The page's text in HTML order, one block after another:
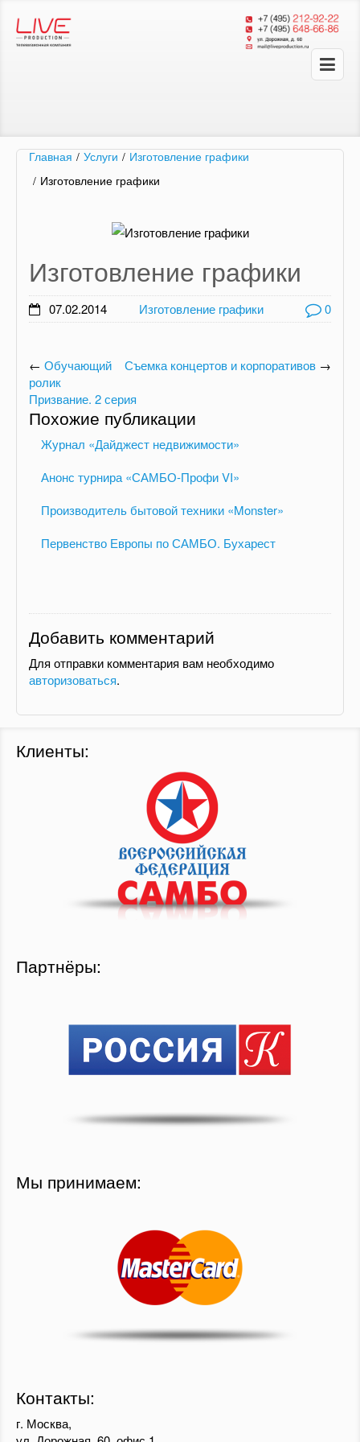
Главная / Услуги / Изготовление графики
/ Изготовление графики
Изготовление графики
07.02.2014 0
Изготовление графики
Съемка концертов и корпоративов →
← Обучающий
ролик
Призвание. 2 серия
Похожие публикации
Журнал «Дайджест недвижимости»
Анонс турнира «САМБО-Профи VI»
Производитель бытовой техники «Monster»
Первенство Европы по САМБО. Бухарест
Добавить комментарий
Для отправки комментария вам необходимо
авторизоваться.
Клиенты:
Партнёры:
Мы принимаем:
Контакты:
г. Москва,